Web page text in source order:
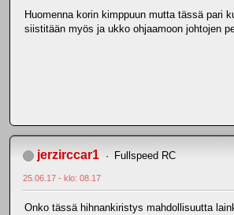
Huomenna korin kimppuun mutta tässä pari
siistitään myös ja ukko ohjaamoon johtojen
jerzirccar1 Fullspeed RC
25.06.17 - klo: 08.17
Onko tässä hihnankiristys mahdollisuutta